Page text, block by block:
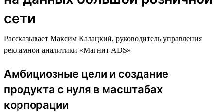
сети
Рассказывает Максим Калацкий, руководитель управления
рекламной аналитики «Магнит ADS»
Амбициозные цели и создание
продукта с нуля в масштабах
корпорации